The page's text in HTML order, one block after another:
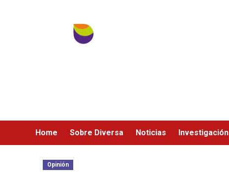
Home Sobre Diversa Noticias Investigación
Opinión